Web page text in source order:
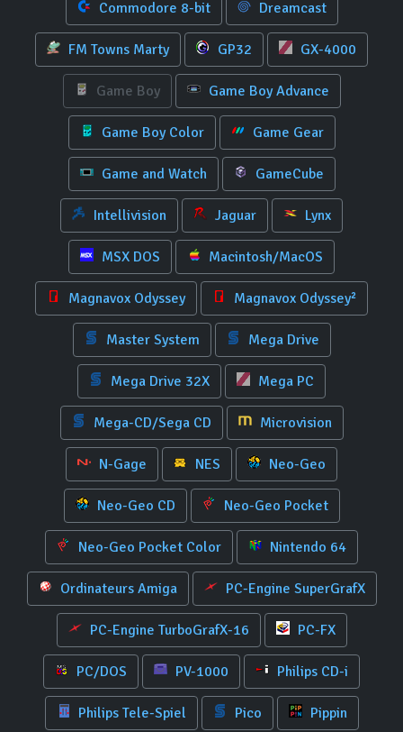
Commodore 8-bit Dreamcast
FM Towns Marty GP32 GX-4000
Game Boy Game Boy Advance
Game Boy Color Game Gear
Game and Watch GameCube
Intellivision Jaguar Lynx
MSX DOS Macintosh/MacOS
Magnavox Odyssey Magnavox Odyssey²
Master System Mega Drive
Mega Drive 32X Mega PC
Mega-CD/Sega CD Microvision
N-Gage NES Neo-Geo
Neo-Geo CD Neo-Geo Pocket
Neo-Geo Pocket Color Nintendo 64
Ordinateurs Amiga PC-Engine SuperGrafX
PC-Engine TurboGrafX-16 PC-FX
PC/DOS PV-1000 Philips CD-i
Philips Tele-Spiel Pico Pippin